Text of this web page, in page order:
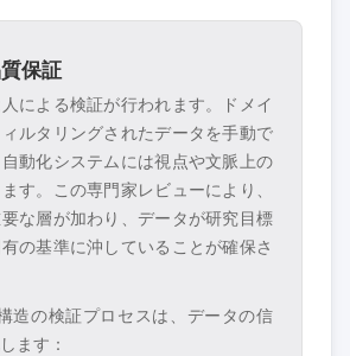
保証
による検証が行われます。ドメイ
ルタリングされたデータを手動で
動化システムには視点や文脈上の
す。この専門家レビューにより、
な層が加わり、データが研究目標
の基準に沖していることが確保さ
造の検証プロセスは、データの信
ます：